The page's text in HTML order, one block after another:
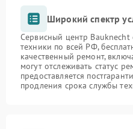
Широкий спектр
Сервисный центр Bauknecht
техники по всей РФ,
качественный ремонт,
могут отслеживать статус
предоставляется
продления срока службы